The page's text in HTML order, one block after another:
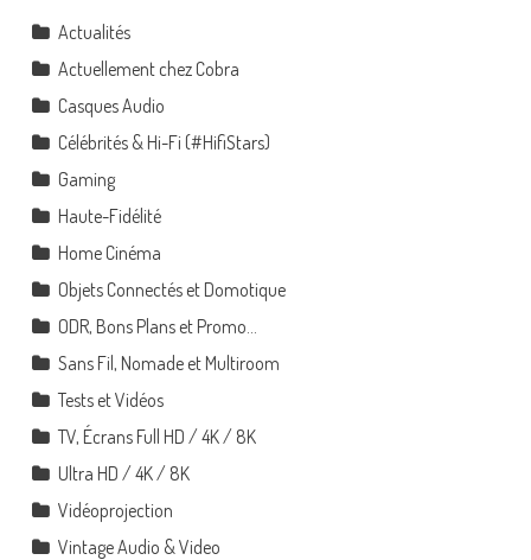
Actualités
Actuellement chez Cobra
Casques Audio
Célébrités & Hi-Fi (#HifiStars)
Gaming
Haute-Fidélité
Home Cinéma
Objets Connectés et Domotique
ODR, Bons Plans et Promo…
Sans Fil, Nomade et Multiroom
Tests et Vidéos
TV, Écrans Full HD / 4K / 8K
Ultra HD / 4K / 8K
Vidéoprojection
Vintage Audio & Video